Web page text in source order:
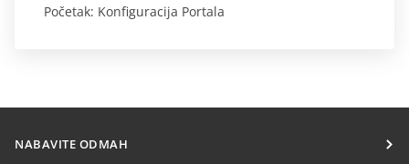
Početak: Konfiguracija Portala
NABAVITE ODMAH